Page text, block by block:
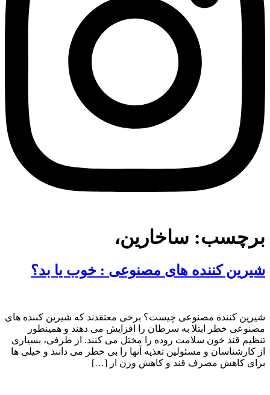
برچسب: ساخارین،
شیرین کننده های مصنوعی : خوب یا بد؟
شیرین کننده مصنوعی چیست؟ برخی معتقدند که شیرین کننده های
مصنوعی خطر ابتلا به سرطان را افزایش می دهند و همینطور
تنظیم قند خون سلامت روده را مختل می کنند. از طرفی، بسیاری
از کارشناسان و مسئولین تغذیه آنها را بی خطر می دانند و خیلی ها
برای کاهش مصرف قند و کاهش وزن از […]